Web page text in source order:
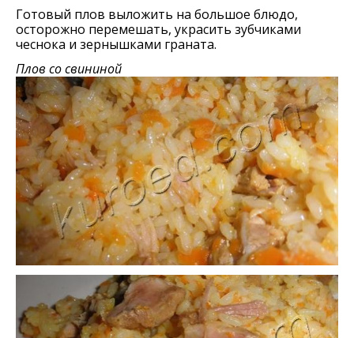
Готовый плов выложить на большое блюдо,
осторожно перемешать, украсить зубчиками
чеснока и зернышками граната.
Плов со свининой